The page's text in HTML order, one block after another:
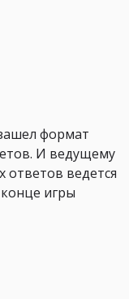
формат
И ведущему
ответов ведется
игры